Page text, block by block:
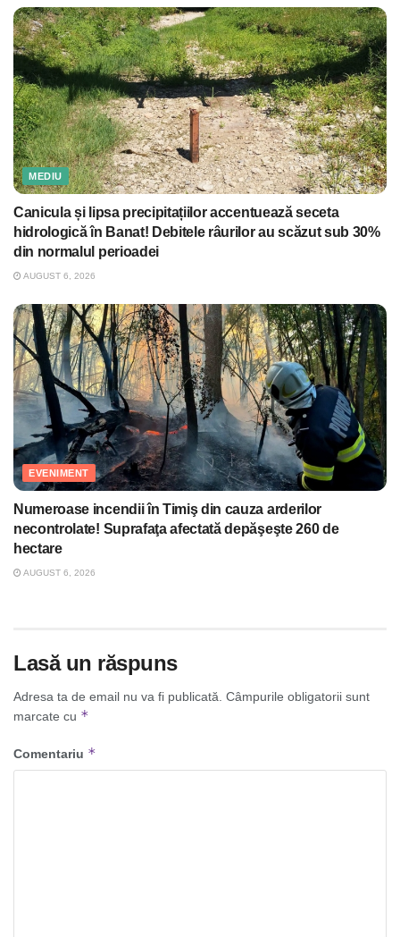
MEDIU
Canicula și lipsa precipitațiilor accentuează seceta
hidrologică în Banat! Debitele râurilor au scăzut sub 30%
din normalul perioadei
AUGUST 6, 2026
EVENIMENT
Numeroase incendii în Timiş din cauza arderilor
necontrolate! Suprafaţa afectată depăşeşte 260 de
hectare
AUGUST 6, 2026
Lasă un răspuns
Adresa ta de email nu va fi publicată. Câmpurile obligatorii sunt
marcate cu *
Comentariu *